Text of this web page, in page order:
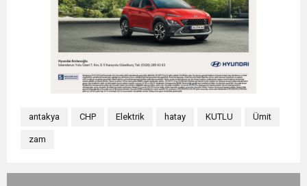
antakya CHP Elektrik hatay KUTLU Ümit
zam